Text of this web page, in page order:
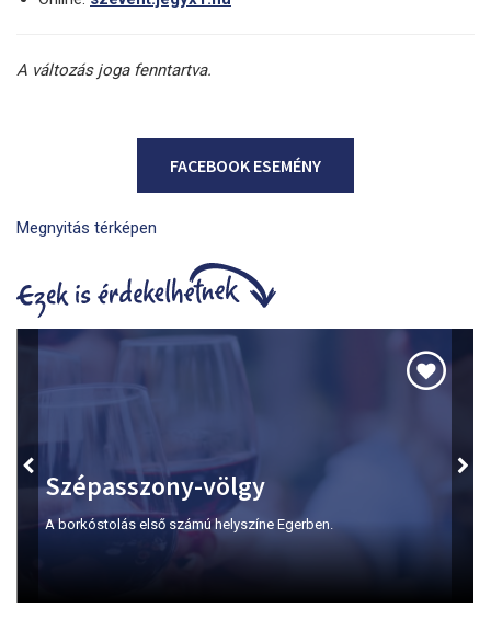
A változás joga fenntartva.
FACEBOOK ESEMÉNY
Megnyitás térképen
Szépasszony-völgy
A borkóstolás első számú helyszíne Egerben.